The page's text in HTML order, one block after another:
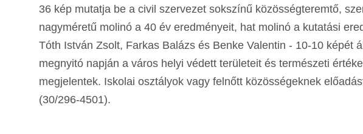
36 kép mutatja be a civil szervezet sokszínű közösségteremtő,
nagyméretű molinó a 40 év eredményeit, hat molinó a kutatási
Tóth István Zsolt, Farkas Balázs és Benke Valentin - 10-10 képét
megnyitó napján a város helyi védett területeit és természeti
megjelentek. Iskolai osztályok vagy felnőtt közösségeknek
(30/296-4501).